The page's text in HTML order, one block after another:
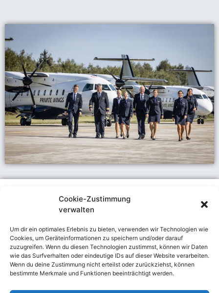
Cookie-Zustimmung
verwalten
Um dir ein optimales Erlebnis zu bieten, verwenden wir Technologien wie
Cookies, um Geräteinformationen zu speichern und/oder darauf
zuzugreifen. Wenn du diesen Technologien zustimmst, können wir Daten
wie das Surfverhalten oder eindeutige IDs auf dieser Website verarbeiten.
Wenn du deine Zustimmung nicht erteilst oder zurückziehst, können
bestimmte Merkmale und Funktionen beeinträchtigt werden.
Tel.: +49 (0)30 - 99 40 45 00
fly@pwf.aero
Private Wings Flugcharter GmbH
Georg-Wulf-Straße 2
12529 Schönefeld
fly@pwf.aero